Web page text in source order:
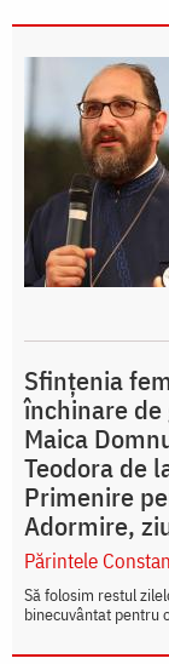
Sfințenia
închinare
Maica
Teodora de
Primenire
Adormire,
Părintele
Să folosim restul
binecuvântat pentru